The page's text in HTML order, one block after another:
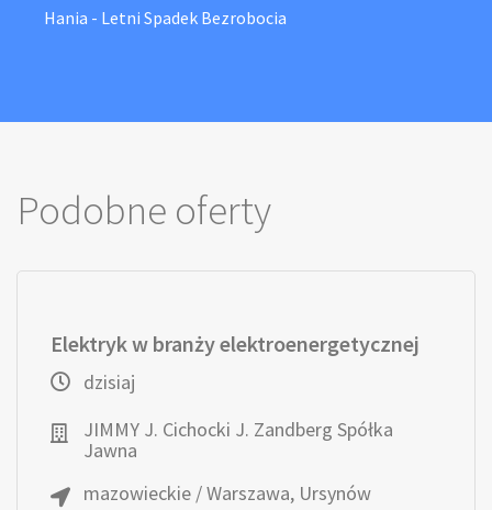
Hania - Letni Spadek Bezrobocia
Podobne oferty
Elektryk w branży elektroenergetycznej
dzisiaj
JIMMY J. Cichocki J. Zandberg Spółka
Jawna
mazowieckie / Warszawa, Ursynów